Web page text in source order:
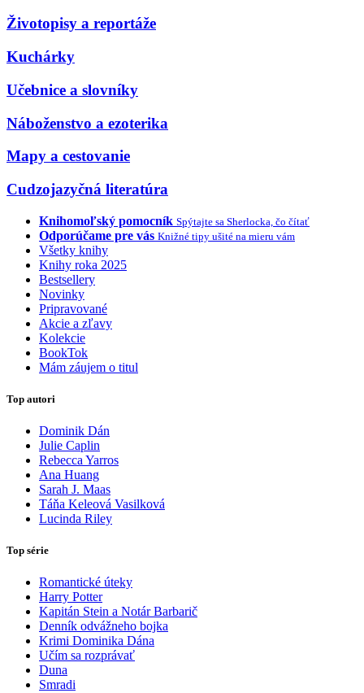
Životopisy a reportáže
Kuchárky
Učebnice a slovníky
Náboženstvo a ezoterika
Mapy a cestovanie
Cudzojazyčná literatúra
Knihomoľský pomocník Spýtajte sa Sherlocka, čo čítať
Odporúčame pre vás Knižné tipy ušité na mieru vám
Všetky knihy
Knihy roka 2025
Bestsellery
Novinky
Pripravované
Akcie a zľavy
Kolekcie
BookTok
Mám záujem o titul
Top autori
Dominik Dán
Julie Caplin
Rebecca Yarros
Ana Huang
Sarah J. Maas
Táňa Keleová Vasilková
Lucinda Riley
Top série
Romantické úteky
Harry Potter
Kapitán Stein a Notár Barbarič
Denník odvážneho bojka
Krimi Dominika Dána
Učím sa rozprávať
Duna
Smradi